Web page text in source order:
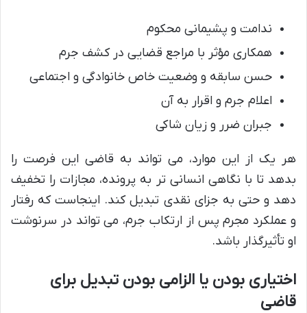
ندامت و پشیمانی محکوم
همکاری مؤثر با مراجع قضایی در کشف جرم
حسن سابقه و وضعیت خاص خانوادگی و اجتماعی
اعلام جرم و اقرار به آن
جبران ضرر و زیان شاکی
هر یک از این موارد، می تواند به قاضی این فرصت را
بدهد تا با نگاهی انسانی تر به پرونده، مجازات را تخفیف
دهد و حتی به جزای نقدی تبدیل کند. اینجاست که رفتار
و عملکرد مجرم پس از ارتکاب جرم، می تواند در سرنوشت
او تأثیرگذار باشد.
اختیاری بودن یا الزامی بودن تبدیل برای
قاضی